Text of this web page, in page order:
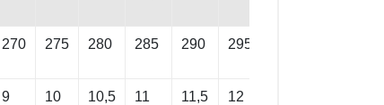
270 275 280 285 290 295
9 10 10,5 11 11,5 12